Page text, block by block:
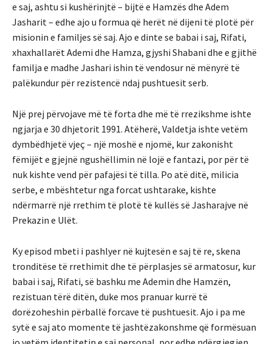
e saj, ashtu si kushërinjtë – bijtë e Hamzës dhe Adem
Jasharit – edhe ajo u formua që herët në dijeni të plotë për
misionin e familjes së saj. Ajo e dinte se babai i saj, Rifati,
xhaxhallarët Ademi dhe Hamza, gjyshi Shabani dhe e gjithë
familja e madhe Jashari ishin të vendosur në mënyrë të
palëkundur për rezistencë ndaj pushtuesit serb.
Një prej përvojave më të forta dhe më të rrezikshme ishte
ngjarja e 30 dhjetorit 1991. Atëherë, Valdetja ishte vetëm
dymbëdhjetë vjeç – një moshë e njomë, kur zakonisht
fëmijët e gjejnë ngushëllimin në lojë e fantazi, por për të
nuk kishte vend për pafajësi të tilla. Po atë ditë, milicia
serbe, e mbështetur nga forcat ushtarake, kishte
ndërmarrë një rrethim të plotë të kullës së Jasharajve në
Prekazin e Ulët.
Ky episod mbeti i pashlyer në kujtesën e saj të re, skena
tronditëse të rrethimit dhe të përplasjes së armatosur, kur
babai i saj, Rifati, së bashku me Ademin dhe Hamzën,
rezistuan tërë ditën, duke mos pranuar kurrë të
dorëzoheshin përballë forcave të pushtuesit. Ajo i pa me
sytë e saj ato momente të jashtëzakonshme që formësuan